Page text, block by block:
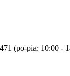
(po-pia: 10:00 -